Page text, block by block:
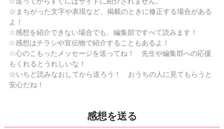
☆まちがった文字や表現など、掲載のときに修正する場合がある
よ！
☆感想を紹介できない場合でも、編集部ですべて読みます！
☆感想はチラシや宣伝物で紹介することもあるよ！
☆心のこもったメッセージを送ってね！ 先生や編集部への応援
もくれるとうれしいな！
☆いちど読みなおしてから送ろう！ おうちの人に見てもらうと
安心だね！
感想を送る